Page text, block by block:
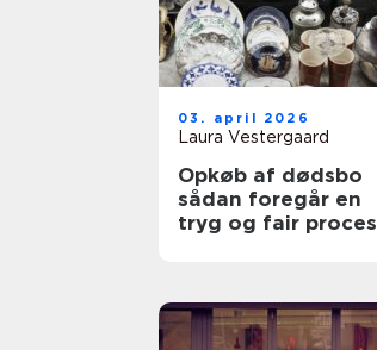
03. april 2026
Laura Vestergaard
Opkøb af dødsbo
sådan foregår en
tryg og fair proces